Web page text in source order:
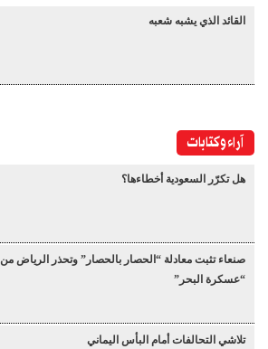
القائد الذي يشبه شعبه
آراء وكتابات
هل تكرّر السعودية أخطاءها؟
صنعاء تثبت معادلة “الحصار بالحصار” وتحذر الرياض من
“عسكرة البحر”
تلاشي التحالفات أمام البأس اليماني